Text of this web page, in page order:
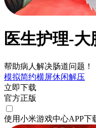
医生护理-
帮助病人解决肠道问题！
模拟简约横屏休闲解压
立即下载
官方正版
使用小米游戏中心APP下